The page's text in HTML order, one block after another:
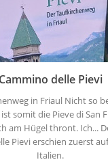
Cammino delle Pievi
in Friaul Nicht so
somit die Pieve di San
am Hügel thront. Ich...
Pievi erschien zuerst
Italien.